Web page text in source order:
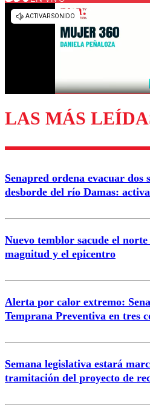
Los comentarios son
diálogo
LAS MÁS
Senapred ordena evacuar dos
desborde del río Damas:
Nuevo temblor sacude el
magnitud y el epicentro
Alerta por calor extremo:
Temprana Preventiva en tres
Semana legislativa estará
tramitación del proyecto de